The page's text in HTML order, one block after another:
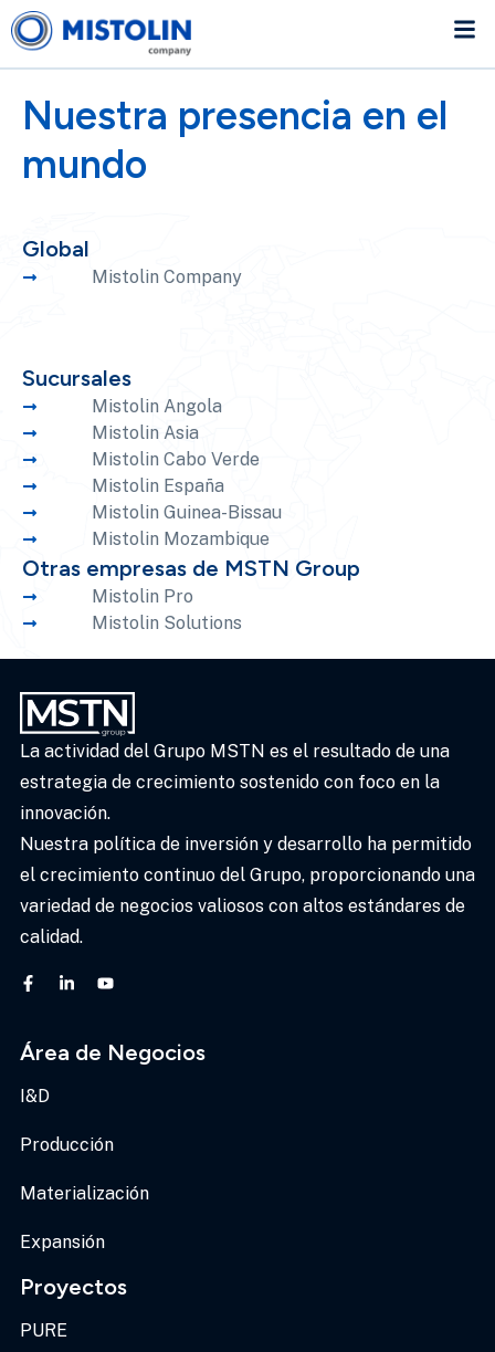
Nuestra presencia en el
mundo
Global
Mistolin Company
Sucursales
Mistolin Angola
Mistolin Asia
Mistolin Cabo Verde
Mistolin España
Mistolin Guinea-Bissau
Mistolin Mozambique
Otras empresas de MSTN Group
Mistolin Pro
Mistolin Solutions
La actividad del Grupo MSTN es el resultado de una
estrategia de crecimiento sostenido con foco en la
innovación.
Nuestra política de inversión y desarrollo ha permitido
el crecimiento continuo del Grupo, proporcionando una
variedad de negocios valiosos con altos estándares de
calidad.
Área de Negocios
I&D
Producción
Materialización
Expansión
Proyectos
PURE